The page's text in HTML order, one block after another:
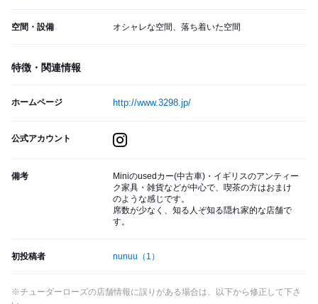
空間・設備 オシャレな空間、落ち着いた空間
特徴・関連情報
ホームページ http://www.3298.jp/
公式アカウント
備考
Miniのusedカー(中古車)・イギリスのアンティー
ク家具・雑貨などが中心で、喫茶の方はおまけ
のような感じです。
席数が少なく、知る人ぞ知る隠れ家的な店舗で
す。
初投稿者 nunuu （1）
※チューダーローズの店舗情報に誤りがある場合は、以下から修正して下さ